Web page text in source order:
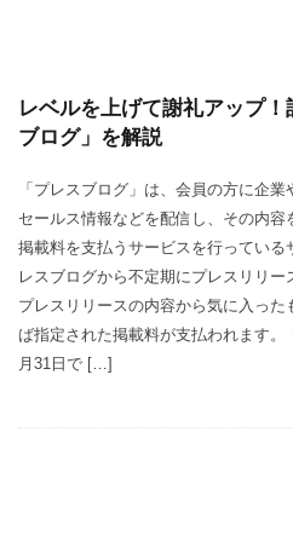
レベルを上げて謝礼アップ
ブログ」を解説
「プレスブログ」は、会員の方に企
セールス情報などを配信し、その内容
掲載料を支払うサービスを行ってい
レスブログから不定期にプレスリリー
プレスリリースの内容から気に入っ
ば指定された掲載料が支払われます
月31日で […]